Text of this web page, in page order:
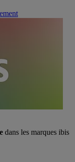
dans les marques ibis